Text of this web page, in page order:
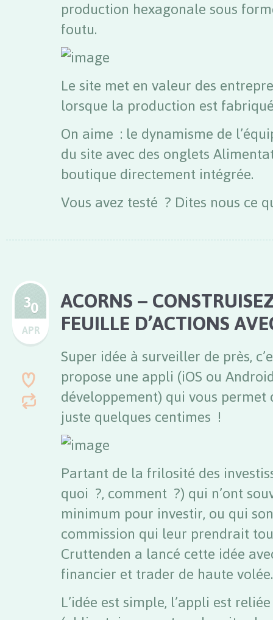
production hexagonale sous
foutu.
Le site met en valeur des
lorsque la production est
On aime : le dynamisme de
du site avec des onglets
boutique directement intégrée.
Vous avez testé ? Dites nous ce
ACORNS –
FEUILLE D’ACTIONS
30
APR
Super idée à surveiller de près,
propose une appli (iOS ou
développement) qui vous permet
juste quelques centimes !
Partant de la frilosité des
quoi ?, comment ?) qui n’ont
minimum pour investir, ou qui
commission qui leur prendrait
Cruttenden a lancé cette idée
financier et trader de haute volée.
L’idée est simple, l’appli est